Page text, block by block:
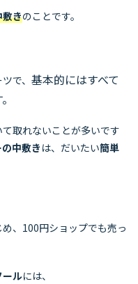
敷きのことです。
で、 基本的にはすべて
取れないことが多いです
中敷き は、だいたい簡単
、100円ショップでも売っ
ールには、